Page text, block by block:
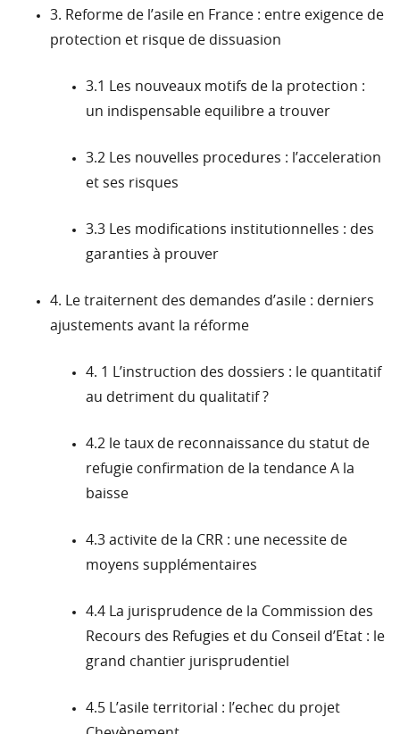
3. Reforme de l’asile en France : entre exigence de
protection et risque de dissuasion
3.1 Les nouveaux motifs de la protection :
un indispensable equilibre a trouver
3.2 Les nouvelles procedures : l’acceleration
et ses risques
3.3 Les modifications institutionnelles : des
garanties à prouver
4. Le traiternent des demandes d’asile : derniers
ajustements avant la réforme
4. 1 L’instruction des dossiers : le quantitatif
au detriment du qualitatif ?
4.2 le taux de reconnaissance du statut de
refugie confirmation de la tendance A la
baisse
4.3 activite de la CRR : une necessite de
moyens supplémentaires
4.4 La jurisprudence de la Commission des
Recours des Refugies et du Conseil d’Etat : le
grand chantier jurisprudentiel
4.5 L’asile territorial : l’echec du projet